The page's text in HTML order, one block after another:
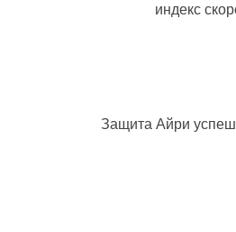
индекс
Защита Айри